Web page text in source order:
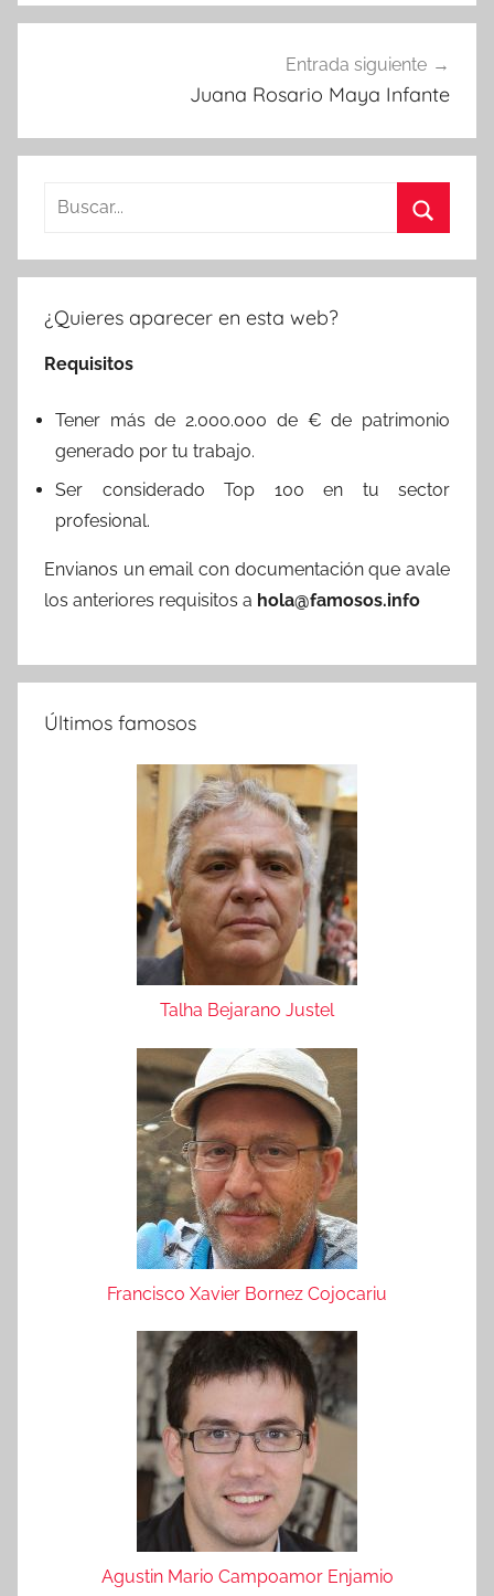
Entrada siguiente
Juana Rosario Maya Infante
Buscar:
¿Quieres aparecer en esta web?
Requisitos
Tener más de 2.000.000 de € de patrimonio
generado por tu trabajo.
Ser considerado Top 100 en tu sector
profesional.
Envianos un email con documentación que avale
los anteriores requisitos a hola@famosos.info
Últimos famosos
Talha Bejarano Justel
Francisco Xavier Bornez Cojocariu
Agustin Mario Campoamor Enjamio